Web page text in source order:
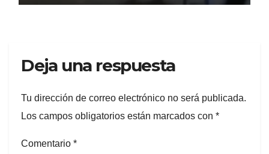
Deja una respuesta
Tu dirección de correo electrónico no será publicada.
Los campos obligatorios están marcados con *
Comentario *